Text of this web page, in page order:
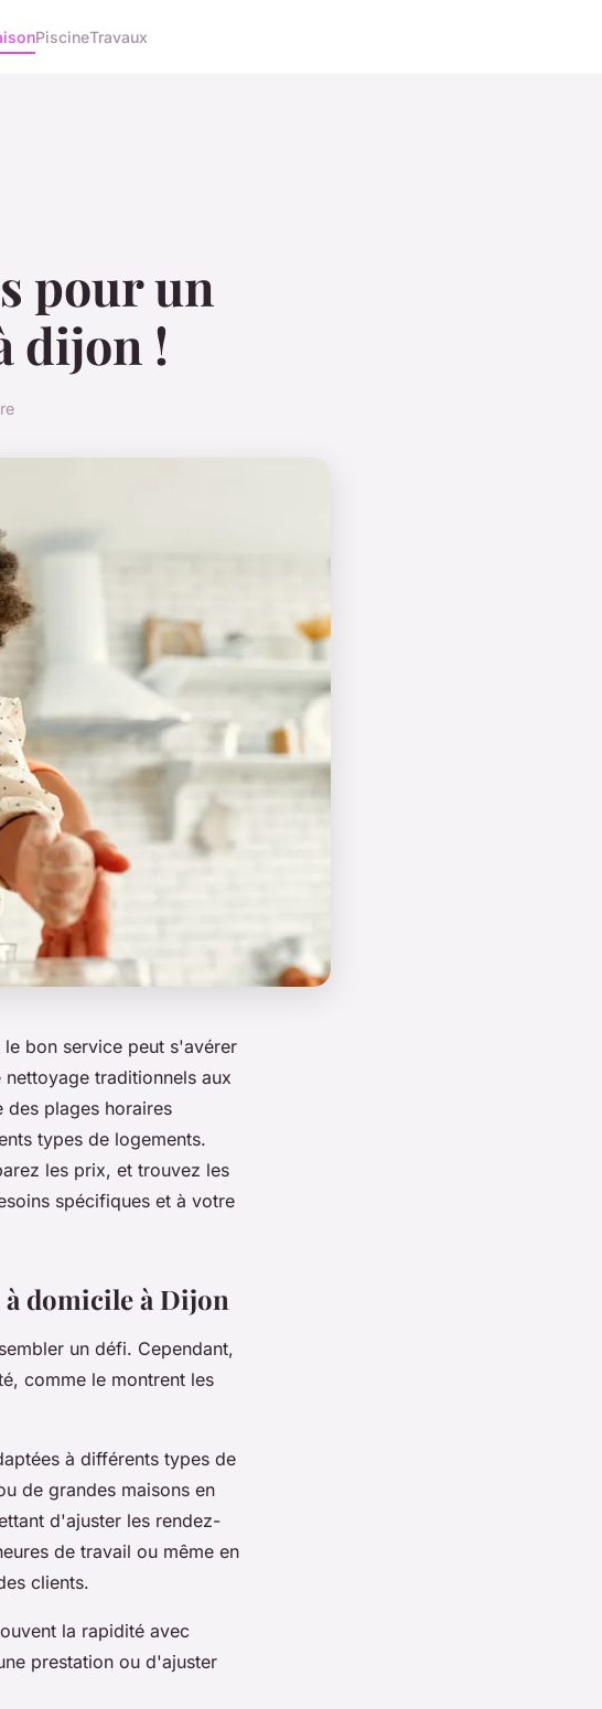
PiscineTravaux
pour un
dijon !
bon service peut s'avérer
traditionnels aux
des plages horaires
types de logements.
les prix, et trouvez les
spécifiques et à votre
à domicile à Dijon
un défi. Cependant,
comme le montrent les
à différents types de
de grandes maisons en
d'ajuster les rendez-
de travail ou même en
clients.
la rapidité avec
prestation ou d'ajuster